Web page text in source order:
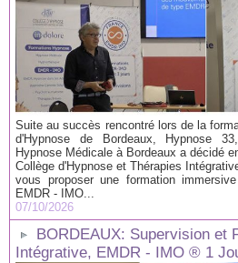
Suite au succès rencontré lors de la
d'Hypnose de Bordeaux, Hypnose
Hypnose Médicale à Bordeaux a décidé
Collège d'Hypnose et Thérapies
vous proposer une formation
EMDR - IMO...
07/10/2026
BORDEAUX: Supervision et
Intégrative, EMDR - IMO ® 1